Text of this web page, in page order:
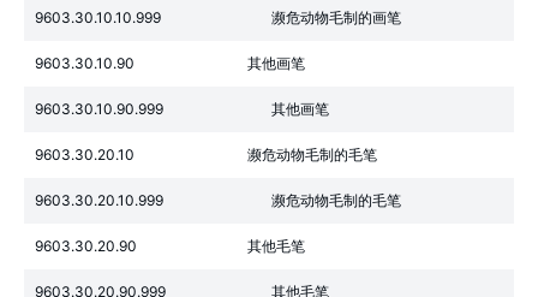
9603.30.10.10.999 濒危动物毛制的画笔
9603.30.10.90 其他画笔
9603.30.10.90.999 其他画笔
9603.30.20.10 濒危动物毛制的毛笔
9603.30.20.10.999 濒危动物毛制的毛笔
9603.30.20.90 其他毛笔
9603.30.20.90.999 其他毛笔